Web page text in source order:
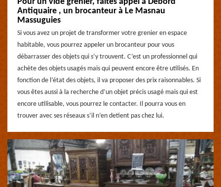
Antiquaire , un brocanteur à Le Masnau
Massuguies
Si vous avez un projet de transformer votre grenier en espace
habitable, vous pourrez appeler un brocanteur pour vous
débarrasser des objets qui s’y trouvent. C’est un professionnel qui
achète des objets usagés mais qui peuvent encore être utilisés. En
fonction de l’état des objets, il va proposer des prix raisonnables. Si
vous êtes aussi à la recherche d’un objet précis usagé mais qui est
encore utilisable, vous pourrez le contacter. Il pourra vous en
trouver avec ses réseaux s’il n’en detient pas chez lui.